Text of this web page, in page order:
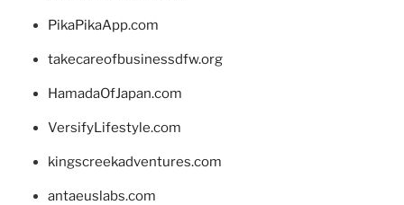
PikaPikaApp.com
takecareofbusinessdfw.org
HamadaOfJapan.com
VersifyLifestyle.com
kingscreekadventures.com
antaeuslabs.com